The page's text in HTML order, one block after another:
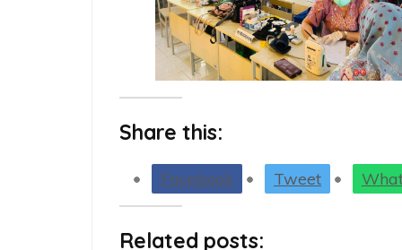
Share this:
Facebook Tweet
Related posts: